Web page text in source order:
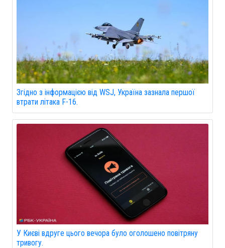
Згідно з інформацією від WSJ, Україна зазнала першої
втрати літака F-16.
У Києві вдруге цього вечора було оголошено повітряну
тривогу.